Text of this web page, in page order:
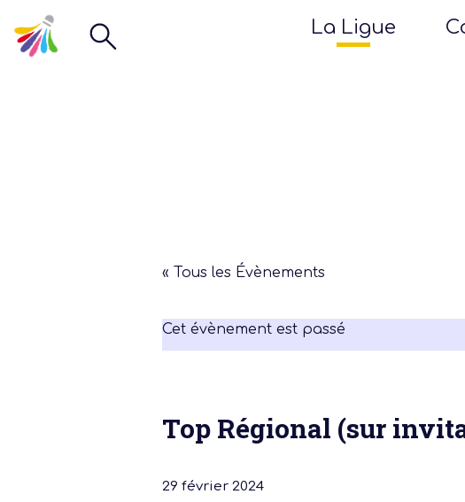
La Ligue
« Tous les Évènements
Cet évènement est passé
Top Régional (sur
29 février 2024